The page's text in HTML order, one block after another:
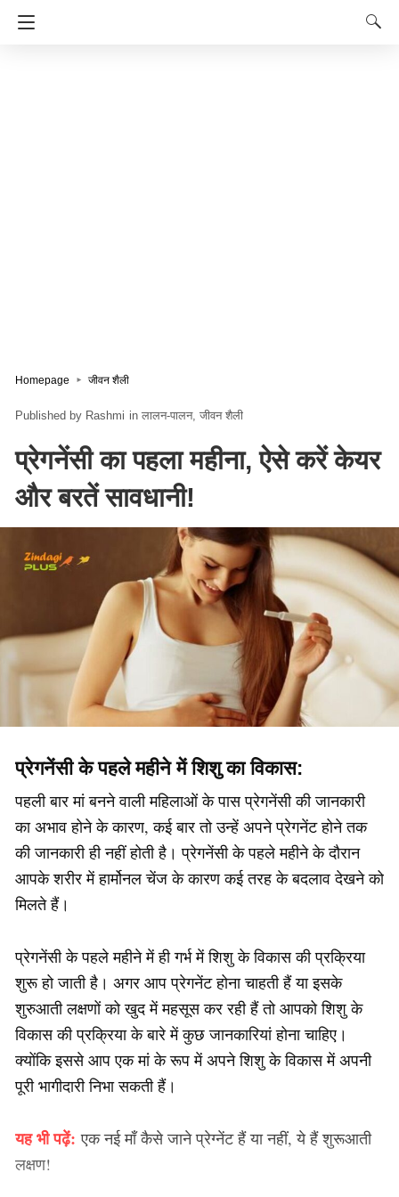
Homepage जीवन शैली
Rashmi in लालन-पालन जीवन शैली
प्रेगनेंसी का पहला महीना, ऐसे करें केयर
और बरतें सावधानी!
प्रेगनेंसी के पहले महीने में शिशु का विकास:
पहली बार मां बनने वाली महिलाओं के पास प्रेगनेंसी की जानकारी
का अभाव होने के कारण, कई बार तो उन्हें अपने प्रेगनेंट होने तक
की जानकारी ही नहीं होती है। प्रेगनेंसी के पहले महीने के दौरान
आपके शरीर में हार्मोनल चेंज के कारण कई तरह के बदलाव देखने को
मिलते हैं।
प्रेगनेंसी के पहले महीने में ही गर्भ में शिशु के विकास की प्रक्रिया
शुरू हो जाती है। अगर आप प्रेगनेंट होना चाहती हैं या इसके
शुरुआती लक्षणों को खुद में महसूस कर रही हैं तो आपको शिशु के
विकास की प्रक्रिया के बारे में कुछ जानकारियां होना चाहिए।
क्योंकि इससे आप एक मां के रूप में अपने शिशु के विकास में अपनी
पूरी भागीदारी निभा सकती हैं।
यह भी पढ़ें: एक नई माँ कैसे जाने प्रेग्नेंट हैं या नहीं, ये हैं शुरूआती
लक्षण!